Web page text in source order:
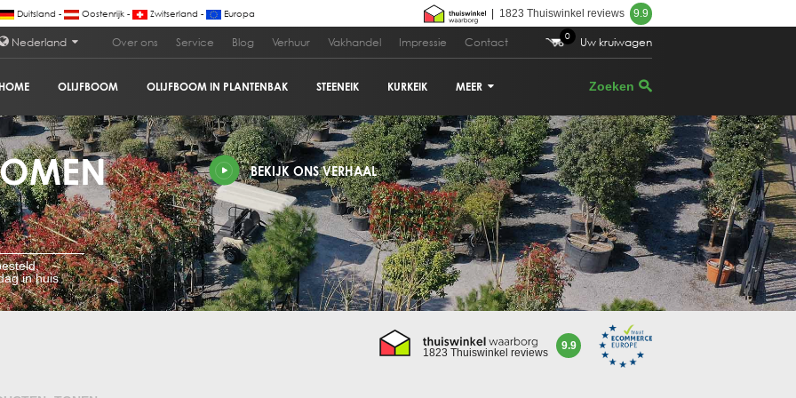
Duitsland - Oostenrijk - Zwitserland - Europa 1823 Thuiswinkel reviews 9.9
Nederland Over ons Service Blog Verhuur Vakhandel Impressie Contact 0 Uw kruiwagen
HOME OLIJFBOOM OLIJFBOOM IN PLANTENBAK STEENEIK KURKEIK MEER
VIJGENBOOM
PALMBOOM
DRUIVENRANK
GRANAATAPPELBOOM
PLANTENBAKKEN
BEKIJK ONS VERHAAL
in huis
1823 Thuiswinkel reviews
9.9